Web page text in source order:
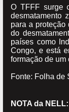
O TFFF surge
desmatamento
para a proteção
do
países como
Congo, e está
formação de um
Fonte: Folha de
NOTA da NELL: